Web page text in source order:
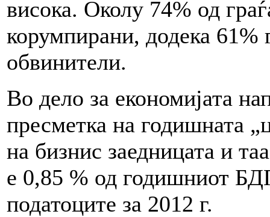
висока. Околу 74% од
корумпирани, додека 61%
обвинители.
Во дело за економијата
пресметка на годишната
на бизнис заедницата и
е 0,85 % од годишниот
податоците за 2012 г.